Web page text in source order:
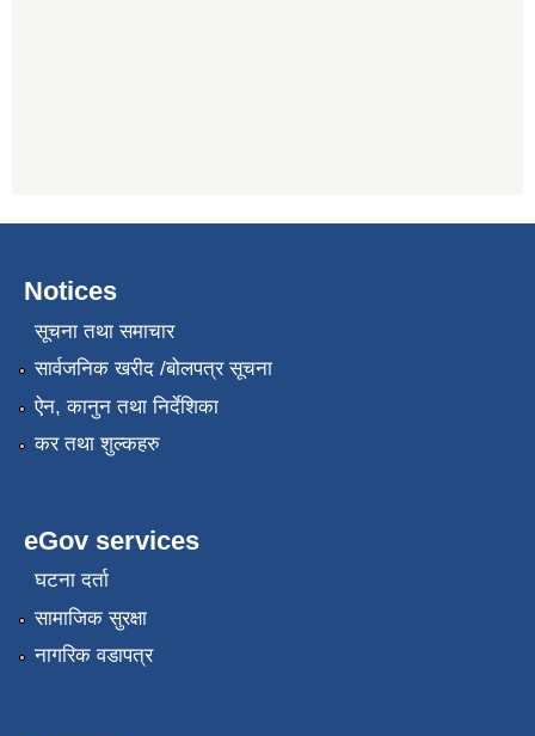
Notices
सूचना तथा समाचार
सार्वजनिक खरीद /बोलपत्र सूचना
ऐन, कानुन तथा निर्देशिका
कर तथा शुल्कहरु
eGov services
घटना दर्ता
सामाजिक सुरक्षा
नागरिक वडापत्र